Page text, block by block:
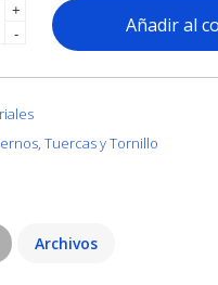
+
-
Añadir al
Tuercas y Tornillo
Archivos